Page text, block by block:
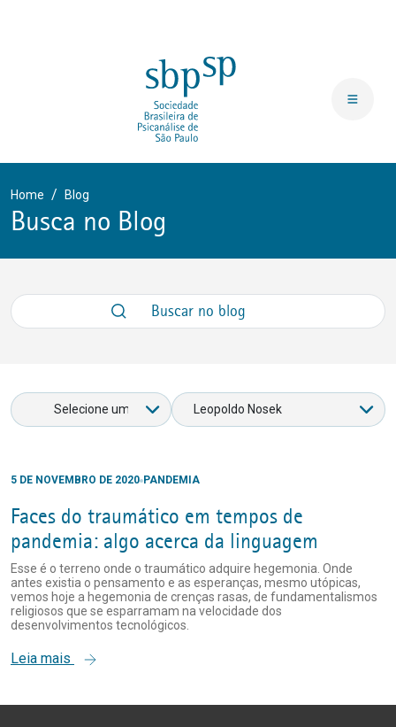
Home Blog
Busca no Blog
5 DE NOVEMBRO DE 2020 PANDEMIA
Faces do traumático em tempos de
pandemia: algo acerca da linguagem
Esse é o terreno onde o traumático adquire hegemonia. Onde
antes existia o pensamento e as esperanças, mesmo utópicas,
vemos hoje a hegemonia de crenças rasas, de fundamentalismos
religiosos que se esparramam na velocidade dos
desenvolvimentos tecnológicos.
Leia mais